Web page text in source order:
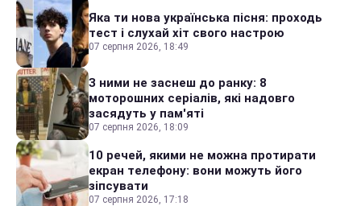
Яка ти нова українська пісня: проходь
тест і слухай хіт свого настрою
07 серпня 2026, 18:49
З ними не заснеш до ранку: 8
моторошних серіалів, які надовго
засядуть у пам'яті
07 серпня 2026, 18:09
10 речей, якими не можна протирати
екран телефону: вони можуть його
зіпсувати
07 серпня 2026, 17:18